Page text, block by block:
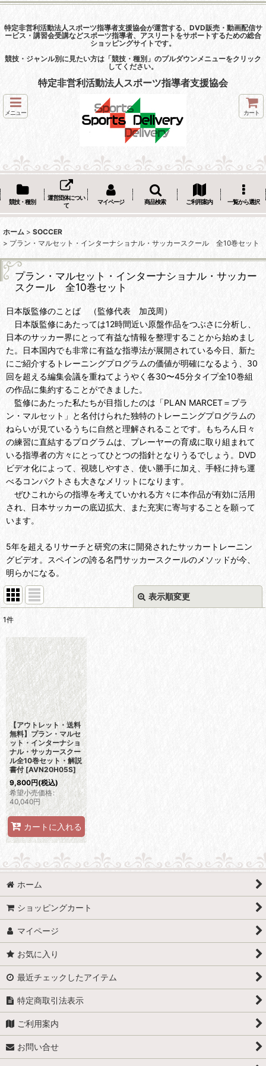
特定非営利活動法人スポーツ指導者支援協会が運営する、DVD販売・動画配信サ
ービス・講習会受講などスポーツ指導者、アスリートをサポートするための総合
ショッピングサイトです。
競技・ジャンル別に見たい方は「競技・種別」のプルダウンメニューをクリック
してください。
特定非営利活動法人スポーツ指導者支援協会
メニュー カート
競技・種別
運営団体につい
て
マイページ 商品検索 ご利用案内 一覧から選択
ホーム > SOCCER
> プラン・マルセット・インターナショナル・サッカースクール 全10巻セット
プラン・マルセット・インターナショナル・サッカー
スクール 全10巻セット
日本版監修のことば （監修代表 加茂周）
日本版監修にあたっては12時間近い原盤作品をつぶさに分析し、
日本のサッカー界にとって有益な情報を整理することから始めまし
た。日本国内でも非常に有益な指導法が展開されている今日、新た
にご紹介するトレーニングプログラムの価値が明確になるよう、30
回を超える編集会議を重ねてようやく各30〜45分タイプ全10巻組
の作品に集約することができました。
監修にあたった私たちが目指したのは「PLAN MARCET＝プラ
ン・マルセット」と名付けられた独特のトレーニングプログラムの
ねらいが見ているうちに自然と理解されることです。もちろん日々
の練習に直結するプログラムは、プレーヤーの育成に取り組まれて
いる指導者の方々にとってひとつの指針となりうるでしょう。DVD
ビデオ化によって、視聴しやすさ、使い勝手に加え、手軽に持ち運
べるコンパクトさも大きなメリットになります。
ぜひこれからの指導を考えていかれる方々に本作品が有効に活用
され、日本サッカーの底辺拡大、また充実に寄与することを願って
います。
5年を超えるリサーチと研究の末に開発されたサッカートレーニン
グビデオ。スペインの誇る名門サッカースクールのメソッドが今、
明らかになる。
表示順変更
並び順:
1件
【アウトレット・送料
無料】プラン・マルセ
ット・インターナショ
ナル・サッカースクー
ル全10巻セット・解説
書付 [AVN20H05S]
9,800円(税込)
希望小売価格:
40,040円
カートに入れる
ホーム
ショッピングカート
マイページ
お気に入り
最近チェックしたアイテム
特定商取引法表示
ご利用案内
お問い合せ